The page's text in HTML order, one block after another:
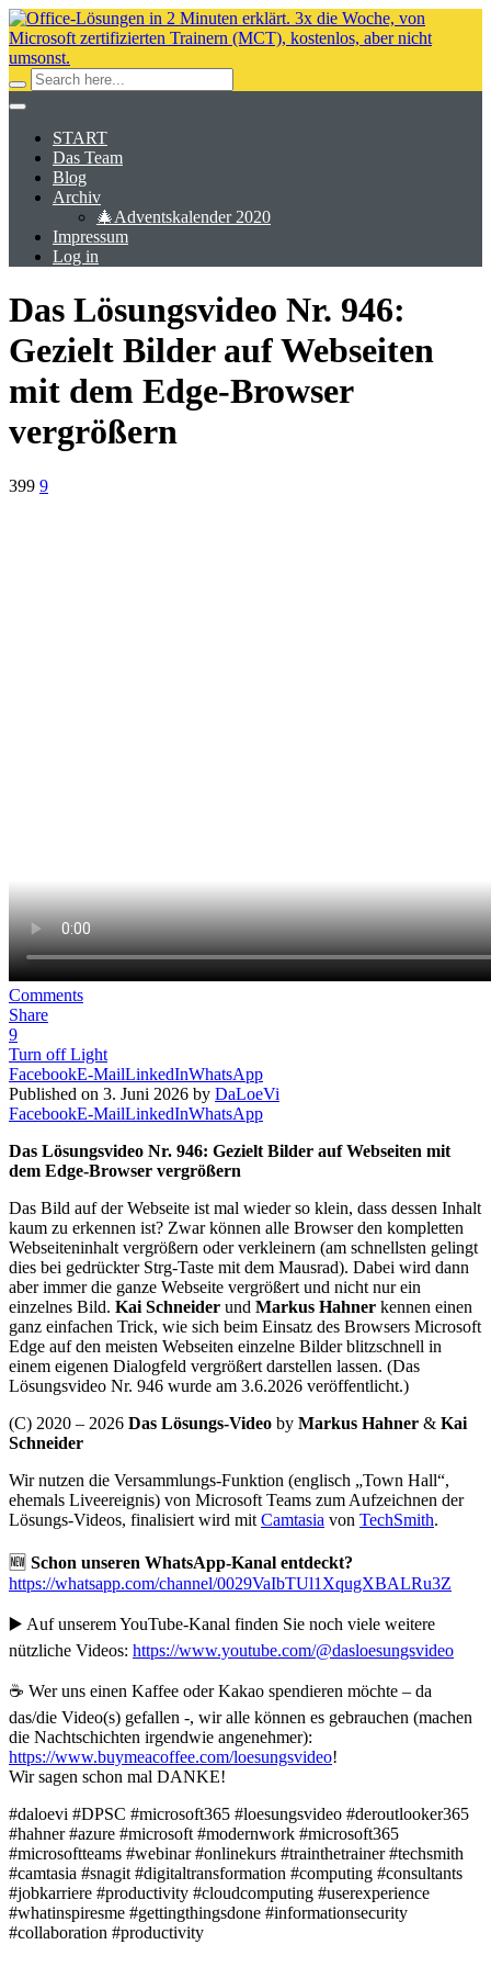
START
Das Team
Blog
Archiv
🎄Adventskalender 2020
Impressum
Log in
Das Lösungsvideo Nr. 946:
Gezielt Bilder auf Webseiten
mit dem Edge-Browser
vergrößern
399 9
Comments
Share
9
Turn off Light
FacebookE-MailLinkedInWhatsApp
Published on 3. Juni 2026 by DaLoeVi
FacebookE-MailLinkedInWhatsApp
Das Lösungsvideo Nr. 946: Gezielt Bilder auf Webseiten mit
dem Edge-Browser vergrößern
Das Bild auf der Webseite ist mal wieder so klein, dass dessen Inhalt
kaum zu erkennen ist? Zwar können alle Browser den kompletten
Webseiteninhalt vergrößern oder verkleinern (am schnellsten gelingt
dies bei gedrückter Strg-Taste mit dem Mausrad). Dabei wird dann
aber immer die ganze Webseite vergrößert und nicht nur ein
einzelnes Bild. Kai Schneider und Markus Hahner kennen einen
ganz einfachen Trick, wie sich beim Einsatz des Browsers Microsoft
Edge auf den meisten Webseiten einzelne Bilder blitzschnell in
einem eigenen Dialogfeld vergrößert darstellen lassen. (Das
Lösungsvideo Nr. 946 wurde am 3.6.2026 veröffentlicht.)
(C) 2020 – 2026 Das Lösungs-Video by Markus Hahner & Kai
Schneider
Wir nutzen die Versammlungs-Funktion (englisch „Town Hall“,
ehemals Liveereignis) von Microsoft Teams zum Aufzeichnen der
Lösungs-Videos, finalisiert wird mit Camtasia von TechSmith.
🆕 Schon unseren WhatsApp-Kanal entdeckt?
https://whatsapp.com/channel/0029VaIbTUl1XqugXBALRu3Z
▶️ Auf unserem YouTube-Kanal finden Sie noch viele weitere
nützliche Videos: https://www.youtube.com/@dasloesungsvideo
☕ Wer uns einen Kaffee oder Kakao spendieren möchte – da
das/die Video(s) gefallen -, wir alle können es gebrauchen (machen
die Nachtschichten irgendwie angenehmer):
https://www.buymeacoffee.com/loesungsvideo!
Wir sagen schon mal DANKE!
#daloevi #DPSC #microsoft365 #loesungsvideo #deroutlooker365
#hahner #azure #microsoft #modernwork #microsoft365
#microsoftteams #webinar #onlinekurs #trainthetrainer #techsmith
#camtasia #snagit #digitaltransformation #computing #consultants
#jobkarriere #productivity #cloudcomputing #userexperience
#whatinspiresme #gettingthingsdone #informationsecurity
#collaboration #productivity